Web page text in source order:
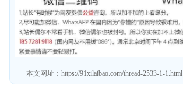
本文网址： https://91xilaibao.com/thread-2533-1-1.html